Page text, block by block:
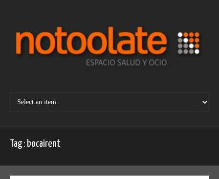
Tag : bocairent